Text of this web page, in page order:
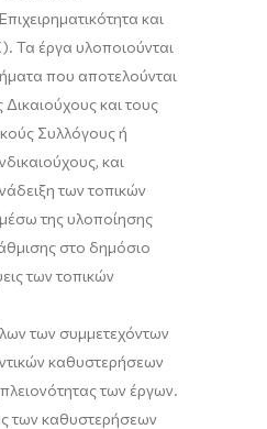
και
Τα έργα υλοποιούνται
που αποτελούνται
και τους
Συλλόγους ή
και
των τοπικών
της υλοποίησης
στο δημόσιο
των τοπικών
των συμμετεχόντων
καθυστερήσεων
των έργων.
των καθυστερήσεων